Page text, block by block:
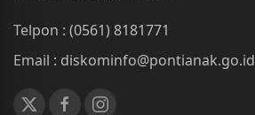
Telpon : (0561) 8181771
Email : diskominfo@pontianak.go.id